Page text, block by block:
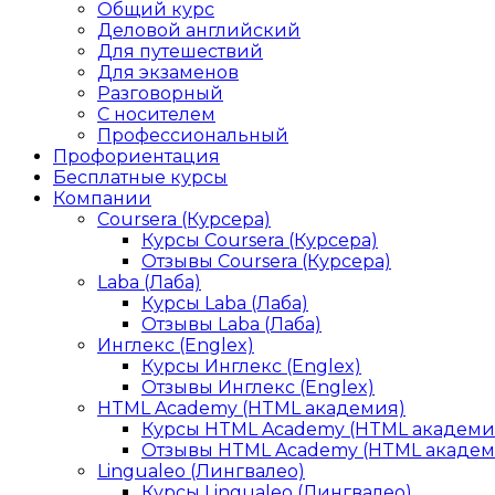
Общий курс
Деловой английский
Для путешествий
Для экзаменов
Разговорный
С носителем
Профессиональный
Профориентация
Бесплатные курсы
Компании
Coursera (Курсера)
Курсы Coursera (Курсера)
Отзывы Coursera (Курсера)
Laba (Лаба)
Курсы Laba (Лаба)
Отзывы Laba (Лаба)
Инглекс (Englex)
Курсы Инглекс (Englex)
Отзывы Инглекс (Englex)
HTML Academy (HTML академия)
Курсы HTML Academy (HTML
Отзывы HTML Academy (HTML
Lingualeo (Лингвалео)